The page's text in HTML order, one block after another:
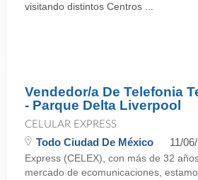
visitando distintos Centros ...
Vendedor/a De Telefonia
- Parque Delta Liverpool
CELULAR EXPRESS
Todo Ciudad De México 11/
Express (CELEX), con más de 32
mercado de ecomunicaciones,